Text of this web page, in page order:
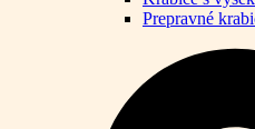
Prepravné